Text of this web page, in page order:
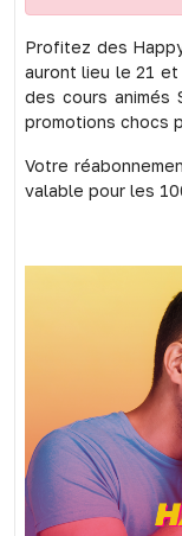
Profitez des
auront lieu le 21
des cours animés
promotions chocs
Votre
valable pour les